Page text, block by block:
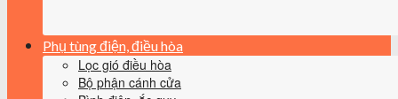
Phụ tùng điện, điều hòa
Lọc gió điều hòa
Bộ phận cánh cửa